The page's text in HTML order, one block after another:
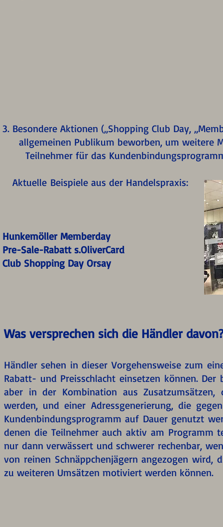
3. Besondere Aktionen („Shopping Club Day,
allgemeinen Publikum beworben, um
Teilnehmer für das
Aktuelle Beispiele aus der Handelspraxis:
Hunkemöller Memberday
Pre-Sale-Rabatt s.OliverCard
Club Shopping Day Orsay
Was versprechen sich die Händler davon?
Händler sehen in dieser Vorgehensweise zum
Rabatt- und Preisschlacht einsetzen können.
aber in der Kombination aus Zusatzumsätzen,
werden, und einer Adressgenerierung, die
Kundenbindungsprogramm auf Dauer genutzt
denen die Teilnehmer auch aktiv am Programm
nur dann verwässert und schwerer rechenbar,
von reinen Schnäppchenjägern angezogen
zu weiteren Umsätzen motiviert werden können.